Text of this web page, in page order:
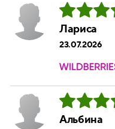
Лариса
23.07.2026
Альбина